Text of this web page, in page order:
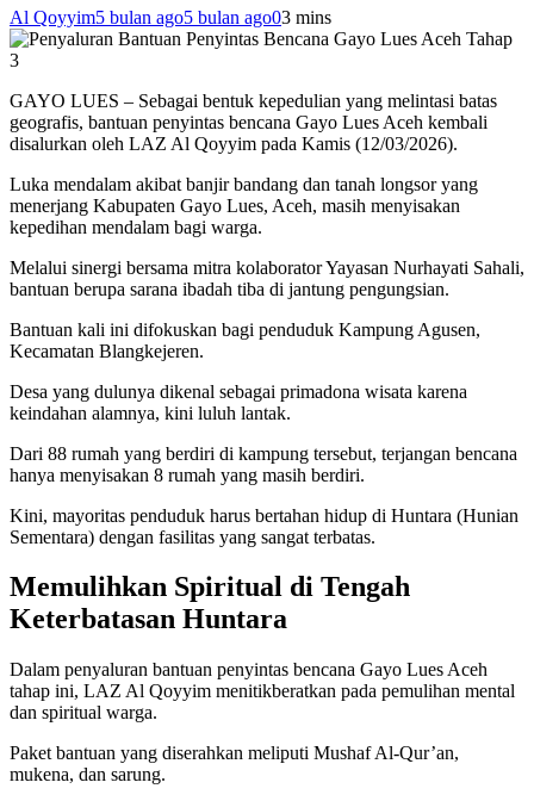
Al Qoyyim5 bulan ago5 bulan ago03 mins
GAYO LUES – Sebagai bentuk kepedulian yang melintasi batas
geografis, bantuan penyintas bencana Gayo Lues Aceh kembali
disalurkan oleh LAZ Al Qoyyim pada Kamis (12/03/2026).
Luka mendalam akibat banjir bandang dan tanah longsor yang
menerjang Kabupaten Gayo Lues, Aceh, masih menyisakan
kepedihan mendalam bagi warga.
Melalui sinergi bersama mitra kolaborator Yayasan Nurhayati Sahali,
bantuan berupa sarana ibadah tiba di jantung pengungsian.
Bantuan kali ini difokuskan bagi penduduk Kampung Agusen,
Kecamatan Blangkejeren.
Desa yang dulunya dikenal sebagai primadona wisata karena
keindahan alamnya, kini luluh lantak.
Dari 88 rumah yang berdiri di kampung tersebut, terjangan bencana
hanya menyisakan 8 rumah yang masih berdiri.
Kini, mayoritas penduduk harus bertahan hidup di Huntara (Hunian
Sementara) dengan fasilitas yang sangat terbatas.
Memulihkan Spiritual di Tengah
Keterbatasan Huntara
Dalam penyaluran bantuan penyintas bencana Gayo Lues Aceh
tahap ini, LAZ Al Qoyyim menitikberatkan pada pemulihan mental
dan spiritual warga.
Paket bantuan yang diserahkan meliputi Mushaf Al-Qur’an,
mukena, dan sarung.